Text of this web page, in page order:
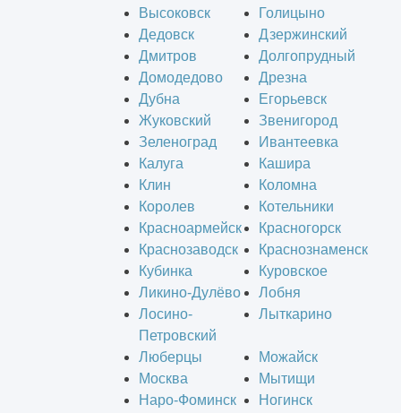
Высоковск
Голицыно
Дедовск
Дзержинский
Дмитров
Долгопрудный
Домодедово
Дрезна
Дубна
Егорьевск
Жуковский
Звенигород
Зеленоград
Ивантеевка
Калуга
Кашира
Клин
Коломна
Королев
Котельники
Красноармейск
Красногорск
Краснозаводск
Краснознаменск
Кубинка
Куровское
Ликино-Дулёво
Лобня
Лосино-
Петровский
Лыткарино
Люберцы
Можайск
Москва
Мытищи
Наро-Фоминск
Ногинск